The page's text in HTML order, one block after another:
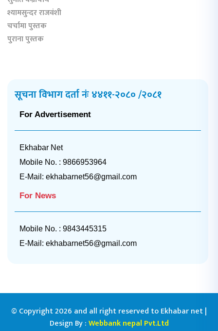
श्यामसुन्दर राजवंशी
चर्चामा पुस्तक
पुराना पुस्तक
सूचना विभाग दर्ता नंः ४४११-२०८० /२०८१
For Advertisement
Ekhabar Net
Mobile No. : 9866953964
E-Mail: ekhabarnet56@gmail.com
For News
Mobile No. : 9843445315
E-Mail: ekhabarnet56@gmail.com
© Copyright 2026 and all right reserved to Ekhabar net |
Design By :Webbank nepal Pvt.Ltd